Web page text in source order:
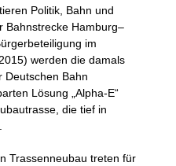
Politik, Bahn und
Bahnstrecke Hamburg–
im
werden die damals
Deutschen Bahn
Lösung „Alpha-E“
die tief in
Trassenneubau treten für